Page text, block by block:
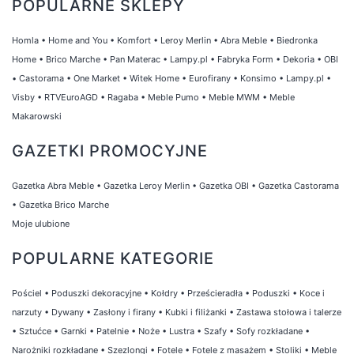
POPULARNE SKLEPY
Homla • Home and You • Komfort • Leroy Merlin • Abra Meble • Biedronka
Home • Brico Marche • Pan Materac • Lampy.pl • Fabryka Form • Dekoria • OBI
• Castorama • One Market • Witek Home • Eurofirany • Konsimo • Lampy.pl •
Visby • RTVEuroAGD • Ragaba • Meble Pumo • Meble MWM • Meble
Makarowski
GAZETKI PROMOCYJNE
Gazetka Abra Meble • Gazetka Leroy Merlin • Gazetka OBI • Gazetka Castorama
• Gazetka Brico Marche
Moje ulubione
POPULARNE KATEGORIE
Pościel • Poduszki dekoracyjne • Kołdry • Prześcieradła • Poduszki • Koce i
narzuty • Dywany • Zasłony i firany • Kubki i filiżanki • Zastawa stołowa i talerze
• Sztućce • Garnki • Patelnie • Noże • Lustra • Szafy • Sofy rozkładane •
Narożniki rozkładane • Szezlongi • Fotele • Fotele z masażem • Stoliki • Meble